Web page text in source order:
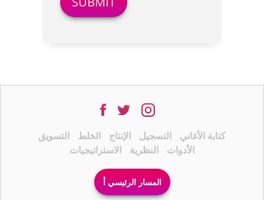
التسويق الخلط الإنتاج التسجيل
كتابة الأغاني
الاستراتيجيات
النظرية الأدوات
المسار الرئيسي أ